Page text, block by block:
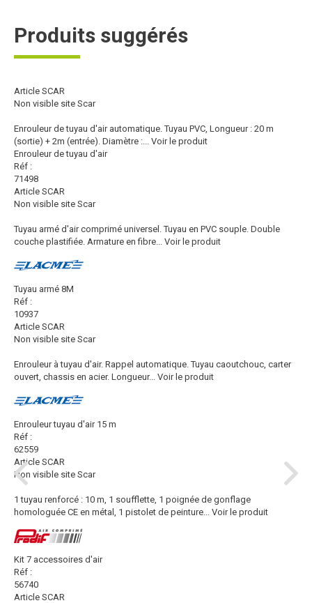
Produits suggérés
Article SCAR
Non visible site Scar
Enrouleur de tuyau d'air automatique. Tuyau PVC, Longueur : 20 m
(sortie) + 2m (entrée). Diamètre :... Voir le produit
Enrouleur de tuyau d'air
Réf :
71498
Article SCAR
Non visible site Scar
Tuyau armé d'air comprimé universel. Tuyau en PVC souple. Double
couche plastifiée. Armature en fibre... Voir le produit
Tuyau armé 8M
Réf :
10937
Article SCAR
Non visible site Scar
Enrouleur à tuyau d'air. Rappel automatique. Tuyau caoutchouc, carter
ouvert, chassis en acier. Longueur... Voir le produit
Enrouleur tuyau d'air 15 m
Réf :
62559
Article SCAR
Non visible site Scar
1 tuyau renforcé : 10 m, 1 soufflette, 1 poignée de gonflage
homologuée CE en métal, 1 pistolet de peinture... Voir le produit
Kit 7 accessoires d'air
Réf :
56740
Article SCAR